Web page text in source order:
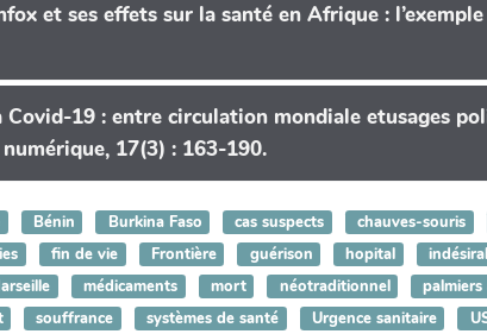
et ses effets sur la santé en Afrique :
Covid-19 : entre circulation mondiale etusages
17(3) : 163-190.
Bénin Burkina Faso cas suspects chauves-souris
fin de vie Frontière guérison hopital
médicaments mort néotraditionnel
souffrance systèmes de santé Urgence sanitaire